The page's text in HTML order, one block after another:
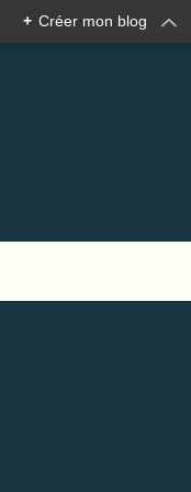
+ Créer mon blog